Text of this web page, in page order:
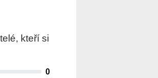
kteří si
0